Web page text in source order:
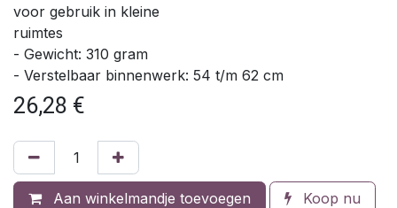
voor gebruik in kleine
ruimtes
- Gewicht: 310 gram
- Verstelbaar binnenwerk: 54 t/m 62 cm
26,28 €
Aan winkelmandje toevoegen Koop nu